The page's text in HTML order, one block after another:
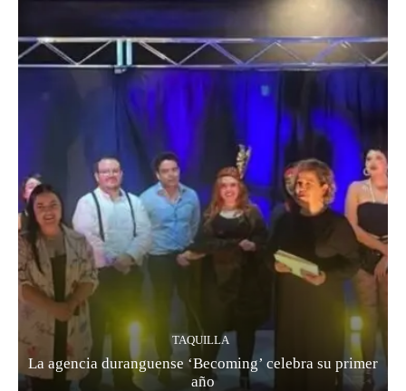
TAQUILLA
La agencia duranguense ‘Becoming’ celebra su primer
año